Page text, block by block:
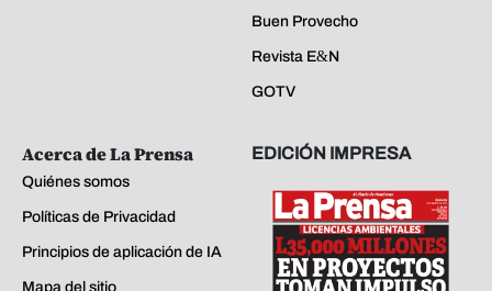
Buen Provecho
Revista E&N
GOTV
Acerca de La Prensa
Quiénes somos
Políticas de Privacidad
Principios de aplicación de IA
Mapa del sitio
EDICIÓN IMPRESA